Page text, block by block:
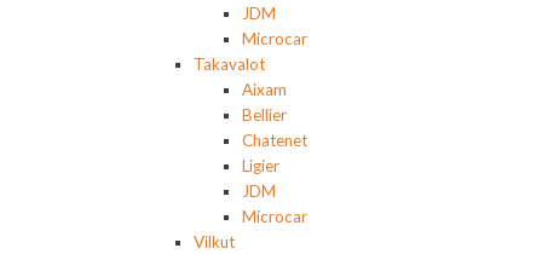
JDM
Microcar
Takavalot
Aixam
Bellier
Chatenet
Ligier
JDM
Microcar
Vilkut